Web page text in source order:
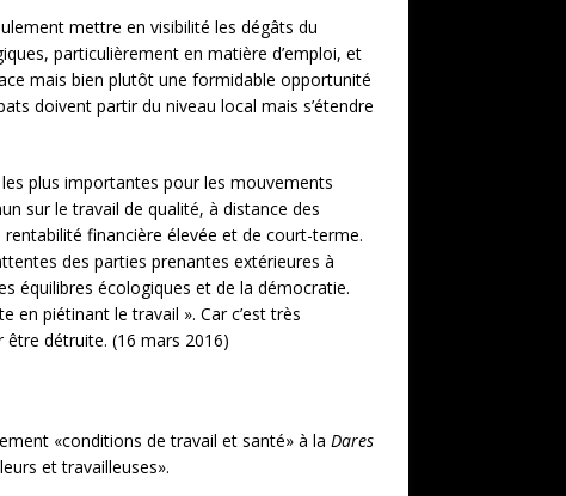
mettre en visibilité les dégâts du
particulièrement en matière d’emploi, et
mais bien plutôt une formidable opportunité
doivent partir du niveau local mais s’étendre
plus importantes pour les mouvements
sur le travail de qualité, à distance des
financière élevée et de court-terme.
des parties prenantes extérieures à
équilibres écologiques et de la démocratie.
en piétinant le travail ». Car c’est très
être détruite. (16 mars 2016)
«conditions de travail et santé» à la Dares
et travailleuses».